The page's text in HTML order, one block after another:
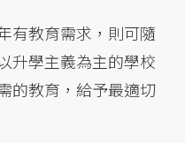
有教育需求，則可隨
升學主義為主的學校
的教育，給予最適切